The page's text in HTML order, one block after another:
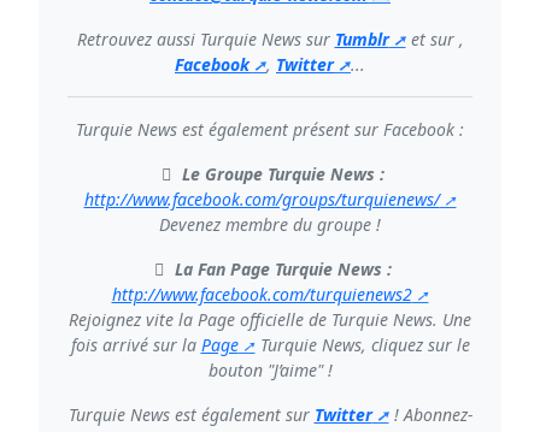
Retrouvez aussi Turquie News sur Tumblr
et sur ,
Facebook
, Twitter ...
Turquie News est également présent sur Facebook :
Le Groupe Turquie News :
http://www.facebook.com/groups/turquienews/
Devenez membre du groupe !
La Fan Page Turquie News :
http://www.facebook.com/turquienews2
Rejoignez vite la Page officielle de Turquie News. Une
fois arrivé sur la Page
Turquie News, cliquez sur le
bouton "J’aime" !
Turquie News est également sur Twitter
! Abonnez-